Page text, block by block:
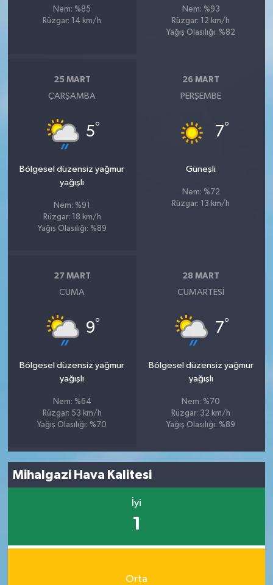
Nem: %85
Rüzgar: 14 km/h
Nem: %93
Rüzgar: 12 km/h
Yağış Olasılığı: %82
25 MART
ÇARŞAMBA
5°
Bölgesel düzensiz yağmur
yağışlı
Nem: %91
Rüzgar: 18 km/h
Yağış Olasılığı: %89
26 MART
PERŞEMBE
7°
Güneşli
Nem: %72
Rüzgar: 13 km/h
27 MART
CUMA
9°
Bölgesel düzensiz yağmur
yağışlı
Nem: %64
Rüzgar: 53 km/h
Yağış Olasılığı: %70
28 MART
CUMARTESI
7°
Bölgesel düzensiz yağmur
yağışlı
Nem: %70
Rüzgar: 32 km/h
Yağış Olasılığı: %89
Mihalgazi Hava Kalitesi
İyi
1
Orta